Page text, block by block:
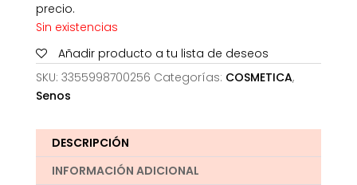
precio.
Sin existencias
Añadir producto a tu lista de deseos
SKU: 3355998700256 Categorías: COSMETICA,
Senos
DESCRIPCIÓN
INFORMACIÓN ADICIONAL